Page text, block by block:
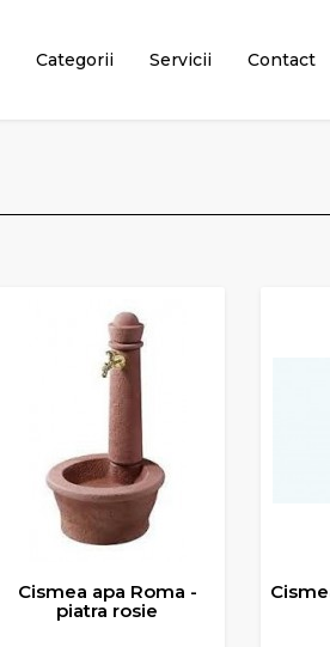
Categorii Servicii Contact
Cismea apa Roma -
piatra rosie